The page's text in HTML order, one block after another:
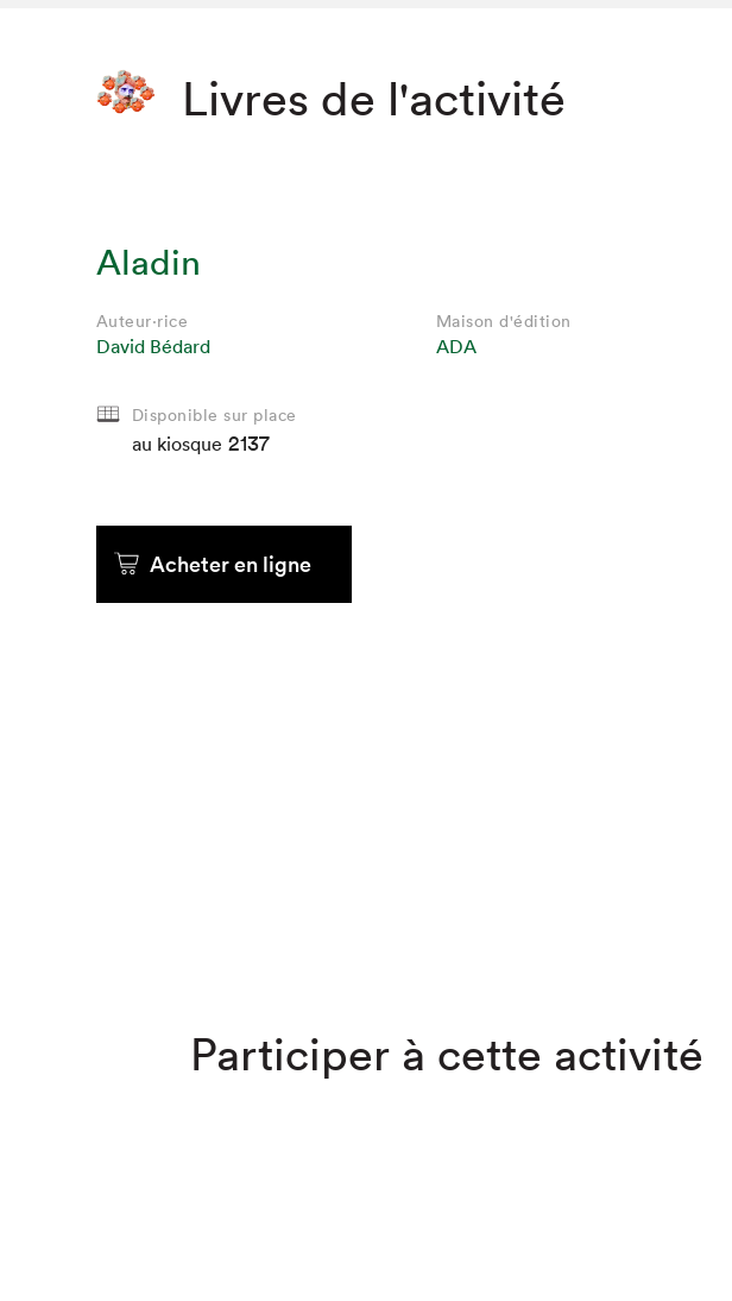
Que cherchez-vous?
Livres de l'activité
Aladin
Auteur·rice
David Bédard
Maison d'édition
ADA
Disponible sur place
au kiosque 2137
Acheter en ligne
Participer à cette activité